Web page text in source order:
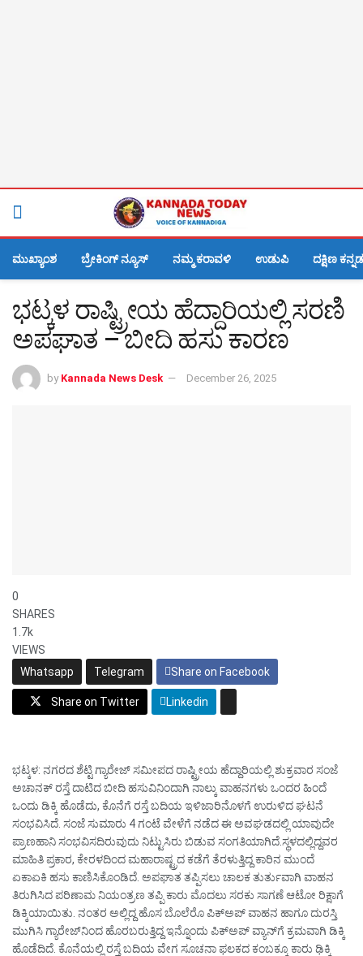
ಮುಖ್ಯಾಂಶ ಬ್ರೇಕಿಂಗ್ ನ್ಯೂಸ್ ನಮ್ಮ ಕರಾವಳಿ ಉಡುಪಿ ದಕ್ಷಿಣ ಕನ್ನಡ
ಭಟ್ಕಳ ರಾಷ್ಟ್ರೀಯ ಹೆದ್ದಾರಿಯಲ್ಲಿ ಸರಣಿ
ಅಪಘಾತ – ಬೀದಿ ಹಸು ಕಾರಣ
by Kannada News Desk December 26, 2025
0
SHARES
1.7k
VIEWS
Whatsapp
Telegram Share on Facebook
Share on Twitter Linkedin
ಭಟ್ಕಳ: ನಗರದ ಶೆಟ್ಟಿ ಗ್ಯಾರೇಜ್ ಸಮೀಪದ ರಾಷ್ಟ್ರೀಯ ಹೆದ್ದಾರಿಯಲ್ಲಿ ಶುಕ್ರವಾರ ಸಂಜೆ
ಅಚಾನಕ್ ರಸ್ತೆ ದಾಟಿದ ಬೀದಿ ಹಸುವಿನಿಂದಾಗಿ ನಾಲ್ಕು ವಾಹನಗಳು ಒಂದರ ಹಿಂದೆ
ಒಂದು ಡಿಕ್ಕಿ ಹೊಡೆದು, ಕೊನೆಗೆ ರಸ್ತೆ ಬದಿಯ ಇಳಿಜಾರಿನೊಳಗೆ ಉರುಳಿದ ಘಟನೆ
ಸಂಭವಿಸಿದೆ. ಸಂಜೆ ಸುಮಾರು 4 ಗಂಟೆ ವೇಳೆಗೆ ನಡೆದ ಈ ಅವಘಡದಲ್ಲಿ ಯಾವುದೇ
ಪ್ರಾಣಹಾನಿ ಸಂಭವಿಸದಿರುವುದು ನಿಟ್ಟುಸಿರು ಬಿಡುವ ಸಂಗತಿಯಾಗಿದೆ.ಸ್ಥಳದಲ್ಲಿದ್ದವರ
ಮಾಹಿತಿ ಪ್ರಕಾರ, ಕೇರಳದಿಂದ ಮಹಾರಾಷ್ಟ್ರದ ಕಡೆಗೆ ತೆರಳುತ್ತಿದ್ದ ಕಾರಿನ ಮುಂದೆ
ಏಕಾಏಕಿ ಹಸು ಕಾಣಿಸಿಕೊಂಡಿದೆ. ಅಪಘಾತ ತಪ್ಪಿಸಲು ಚಾಲಕ ತುರ್ತುವಾಗಿ ವಾಹನ
ತಿರುಗಿಸಿದ ಪರಿಣಾಮ ನಿಯಂತ್ರಣ ತಪ್ಪಿ ಕಾರು ಮೊದಲು ಸರಕು ಸಾಗಣೆ ಆಟೋ ರಿಕ್ಷಾಗೆ
ಡಿಕ್ಕಿಯಾಯಿತು. ನಂತರ ಅಲ್ಲಿದ್ದ ಹೊಸ ಬೊಲೆರೊ ಪಿಕ್‌ಅಪ್ ವಾಹನ ಹಾಗೂ ದುರಸ್ತಿ
ಮುಗಿಸಿ ಗ್ಯಾರೇಜ್‌ನಿಂದ ಹೊರಬರುತ್ತಿದ್ದ ಇನ್ನೊಂದು ಪಿಕ್‌ಅಪ್ ವ್ಯಾನ್‌ಗೆ ಕ್ರಮವಾಗಿ ಡಿಕ್ಕಿ
ಹೊಡೆದಿದೆ. ಕೊನೆಯಲ್ಲಿ ರಸ್ತೆ ಬದಿಯ ವೇಗ ಸೂಚನಾ ಫಲಕದ ಕಂಬಕ್ಕೂ ಕಾರು ಢಿಕ್ಕಿ